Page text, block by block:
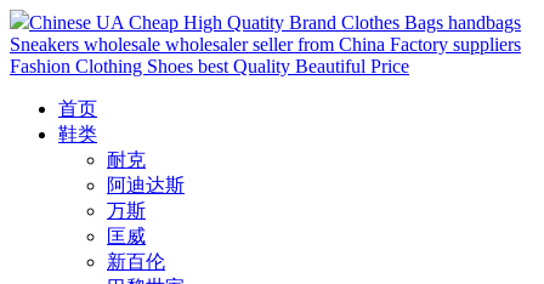
Chinese UA Cheap High Quatity Brand Clothes Bags handbags
Sneakers wholesale wholesaler seller from China Factory suppliers
Fashion Clothing Shoes best Quality Beautiful Price
首页
鞋类
耐克
阿迪达斯
万斯
匡威
新百伦